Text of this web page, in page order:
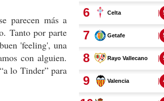
parecen más a
Tanto por parte
'feeling', una
con alguien.
lo Tinder” para